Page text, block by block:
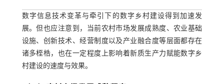
数字信息技术变革与牵引下的数字乡村建设得到加速发
展。但也应注意到，当前农村市场发展成熟度、农业基础
设施、创新技术、经营制度以及产业融合度等层面都存在
诸多桎梏，也在一定程度上影响着新质生产力赋能数字乡
村建设的速度与效果。